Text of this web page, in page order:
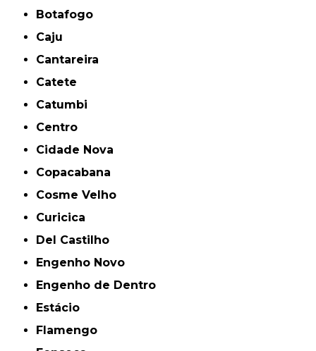
Botafogo
Caju
Cantareira
Catete
Catumbi
Centro
Cidade Nova
Copacabana
Cosme Velho
Curicica
Del Castilho
Engenho Novo
Engenho de Dentro
Estácio
Flamengo